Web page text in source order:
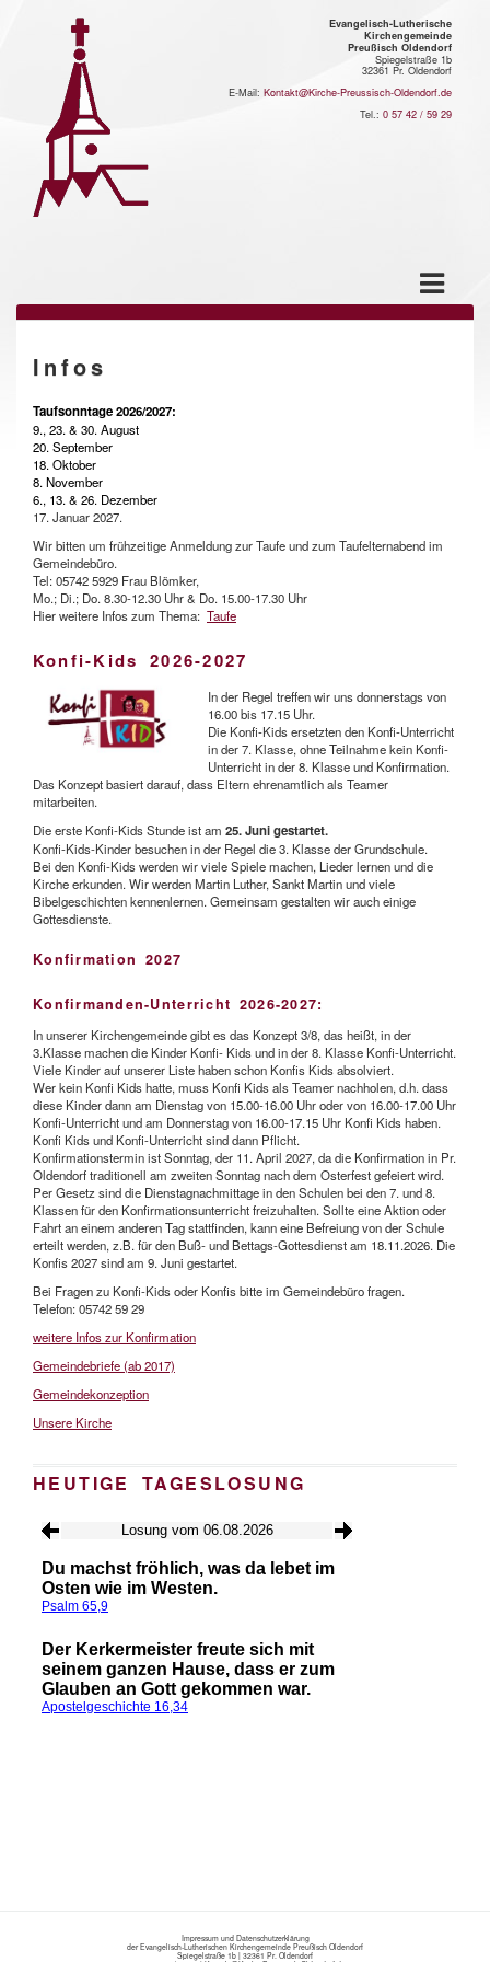
Evangelisch-Lutherische
Kirchengemeinde
Preußisch Oldendorf
Spiegelstraße 1b
32361 Pr. Oldendorf
E-Mail: Kontakt@Kirche-Preussisch-Oldendorf.de
Tel.: 0 57 42 / 59 29
Infos
Taufsonntage 2026/2027:
9., 23. & 30. August
20. September
18. Oktober
8. November
6., 13. & 26. Dezember
17. Januar 2027.
Wir bitten um frühzeitige Anmeldung zur Taufe und zum Taufelternabend im
Gemeindebüro.
Tel: 05742 5929 Frau Blömker,
Mo.; Di.; Do. 8.30-12.30 Uhr & Do. 15.00-17.30 Uhr
Hier weitere Infos zum Thema: Taufe
Konfi-Kids 2026-2027
In der Regel treffen wir uns donnerstags von
16.00 bis 17.15 Uhr.
Die Konfi-Kids ersetzten den Konfi-Unterricht
in der 7. Klasse, ohne Teilnahme kein Konfi-
Unterricht in der 8. Klasse und Konfirmation.
Das Konzept basiert darauf, dass Eltern ehrenamtlich als Teamer
mitarbeiten.
Die erste Konfi-Kids Stunde ist am 25. Juni gestartet.
Konfi-Kids-Kinder besuchen in der Regel die 3. Klasse der Grundschule.
Bei den Konfi-Kids werden wir viele Spiele machen, Lieder lernen und die
Kirche erkunden. Wir werden Martin Luther, Sankt Martin und viele
Bibelgeschichten kennenlernen. Gemeinsam gestalten wir auch einige
Gottesdienste.
Konfirmation 2027
Konfirmanden-Unterricht 2026-2027:
In unserer Kirchengemeinde gibt es das Konzept 3/8, das heißt, in der
3.Klasse machen die Kinder Konfi- Kids und in der 8. Klasse Konfi-Unterricht.
Viele Kinder auf unserer Liste haben schon Konfis Kids absolviert.
Wer kein Konfi Kids hatte, muss Konfi Kids als Teamer nachholen, d.h. dass
diese Kinder dann am Dienstag von 15.00-16.00 Uhr oder von 16.00-17.00 Uhr
Konfi-Unterricht und am Donnerstag von 16.00-17.15 Uhr Konfi Kids haben.
Konfi Kids und Konfi-Unterricht sind dann Pflicht.
Konfirmationstermin ist Sonntag, der 11. April 2027, da die Konfirmation in Pr.
Oldendorf traditionell am zweiten Sonntag nach dem Osterfest gefeiert wird.
Per Gesetz sind die Dienstagnachmittage in den Schulen bei den 7. und 8.
Klassen für den Konfirmationsunterricht freizuhalten. Sollte eine Aktion oder
Fahrt an einem anderen Tag stattfinden, kann eine Befreiung von der Schule
erteilt werden, z.B. für den Buß- und Bettags-Gottesdienst am 18.11.2026. Die
Konfis 2027 sind am 9. Juni gestartet.
Bei Fragen zu Konfi-Kids oder Konfis bitte im Gemeindebüro fragen.
Telefon: 05742 59 29
weitere Infos zur Konfirmation
Gemeindebriefe (ab 2017)
Gemeindekonzeption
Unsere Kirche
HEUTIGE TAGESLOSUNG
Impressumund Datenschutzerklärung
der Evangelisch-Lutherischen Kirchengemeinde Preußisch Oldendorf
Spiegelstraße 1b | 32361 Pr. Oldendorf